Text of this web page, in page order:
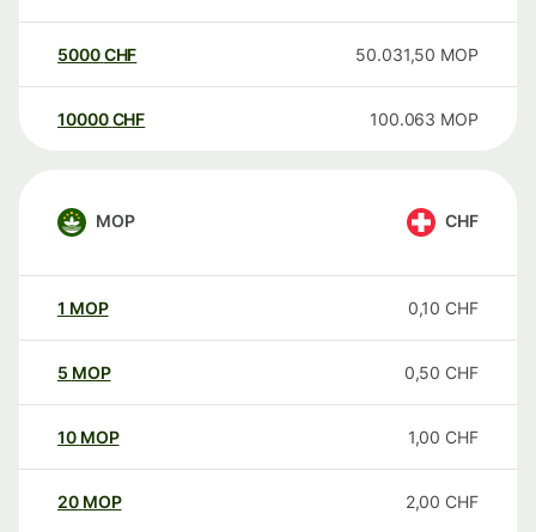
5000CHF 50.031,50 MOP
10000 CHF 100.063 MOP
MOP CHF
1 MOP 0,10 CHF
5 MOP 0,50 CHF
10 MOP 1,00 CHF
20 MOP 2,00 CHF